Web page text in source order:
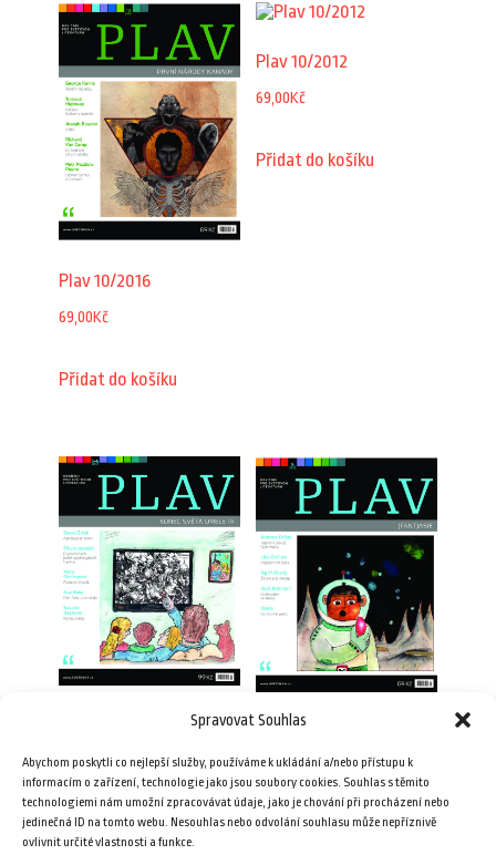
Spravovat Souhlas
Abychom poskytli co nejlepší služby, používáme k ukládání a/nebo přístupu k
informacím o zařízení, technologie jako jsou soubory cookies. Souhlas s těmito
technologiemi nám umožní zpracovávat údaje, jako je chování při procházení nebo
jedinečná ID na tomto webu. Nesouhlas nebo odvolání souhlasu může nepříznivě
ovlivnit určité vlastnosti a funkce.
Plav 10/2016
69,00Kč
Přidat do košíku
Plav 10/2012
69,00Kč
Přidat do košíku
99,00Kč
Přidat do košíku
69,00Kč
Přidat do košíku